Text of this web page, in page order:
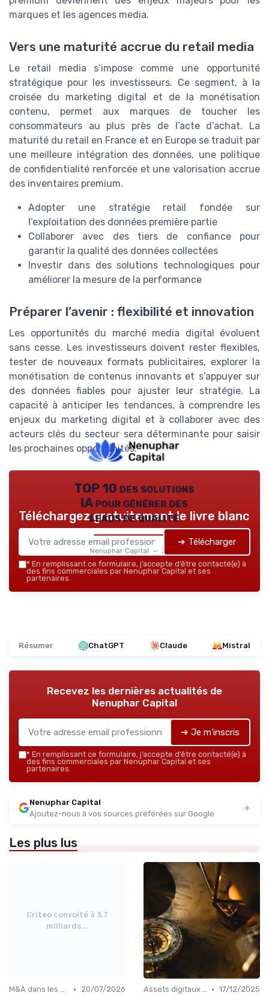
marques et les agences media.
Vers une maturité accrue du retail media
Le retail media s’impose comme une opportunité
stratégique pour les investisseurs. Ce segment, à la
croisée du marketing digital et de la monétisation
contenu, permet aux marques de toucher les
consommateurs au plus près de l’acte d’achat. La
maturité du retail en France et en Europe se traduit par
une meilleure intégration des données, une politique
de confidentialité renforcée et une valorisation accrue
des inventaires premium.
Adopter une stratégie retail fondée sur
l’exploitation des données première partie
Collaborer avec des tiers de confiance pour
garantir la qualité des données collectées
Investir dans des solutions technologiques pour
améliorer la mesure de la performance
Préparer l’avenir : flexibilité et innovation
Les opportunités du marché media digital évoluent
sans cesse. Les investisseurs doivent rester flexibles,
tester de nouveaux formats publicitaires, explorer la
monétisation de contenus innovants et s’appuyer sur
des données fiables pour ajuster leur stratégie. La
capacité à anticiper les tendances, à comprendre les
enjeux du marketing digital et à collaborer avec des
acteurs clés du secteur sera déterminante pour saisir
les prochaines opportunités.
TOP 10 des solutions
IA pour générer des
leads de qualité
Nenuphar Capital — 2026
Téléchargez gratuitement le livre blanc
➔ Télécharger
* En remplissant ce formulaire, j’accepte d’être contacté(e) à
des fins commerciales par Nenuphar Capital et ses
partenaires.
Résumer ChatGPT Claude Mistral
Recevez les dernières actualités de
Nenuphar Capital
➔ Je m'inscris
* En remplissant ce formulaire, j’accepte d’être contacté(e) à
des fins commerciales par Nenuphar Capital et ses
partenaires.
Nenuphar Capital
Ajoutez-nous à vos sources préférées sur Google
Les plus lus
Criteo convoité à 3,7
milliards...
M&A dans les médias digitaux •
20/07/2026
Assets digitaux : état des lieux • 17/12/2025